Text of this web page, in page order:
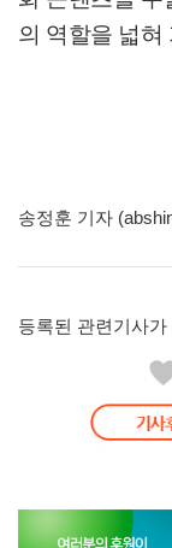
의 역할을 넓혀
송정훈 기자
등록된 관련기사가